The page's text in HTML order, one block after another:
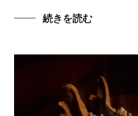
続きを読む